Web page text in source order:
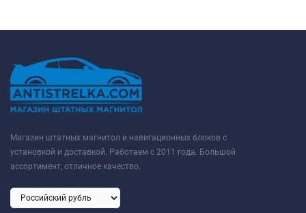
Магазин штатных магнитол и навигационных блоков с
установкой и доставкой. Работаем с 2011 года. Большой
ассортимент, отличное качество.